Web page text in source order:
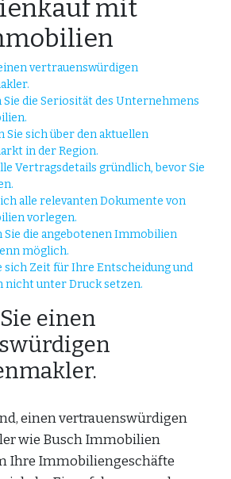
mit
vertrauenswürdigen
Sie die Seriosität des Unternehmens
Sie sich über den aktuellen
in der Region.
Vertragsdetails gründlich, bevor Sie
alle relevanten Dokumente von
vorlegen.
Sie die angebotenen Immobilien
möglich.
sich Zeit für Ihre Entscheidung und
nicht unter Druck setzen.
einen
einen vertrauenswürdigen
wie Busch Immobilien
Ihre Immobiliengeschäfte